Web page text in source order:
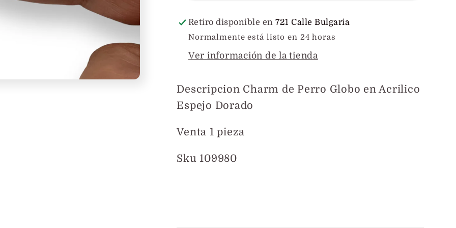
co
Espejo
co
Espejo
Retiro disponible en721 Calle Bulgaria
Normalmente está listo en 24 horas
Ver información de la tienda
Descripcion Charm de Perro Globo en Acrilico
Espejo Dorado
Venta 1 pieza
Sku 109980